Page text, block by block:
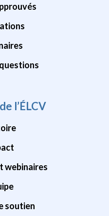
l’ÉLCV
webinaires
soutien